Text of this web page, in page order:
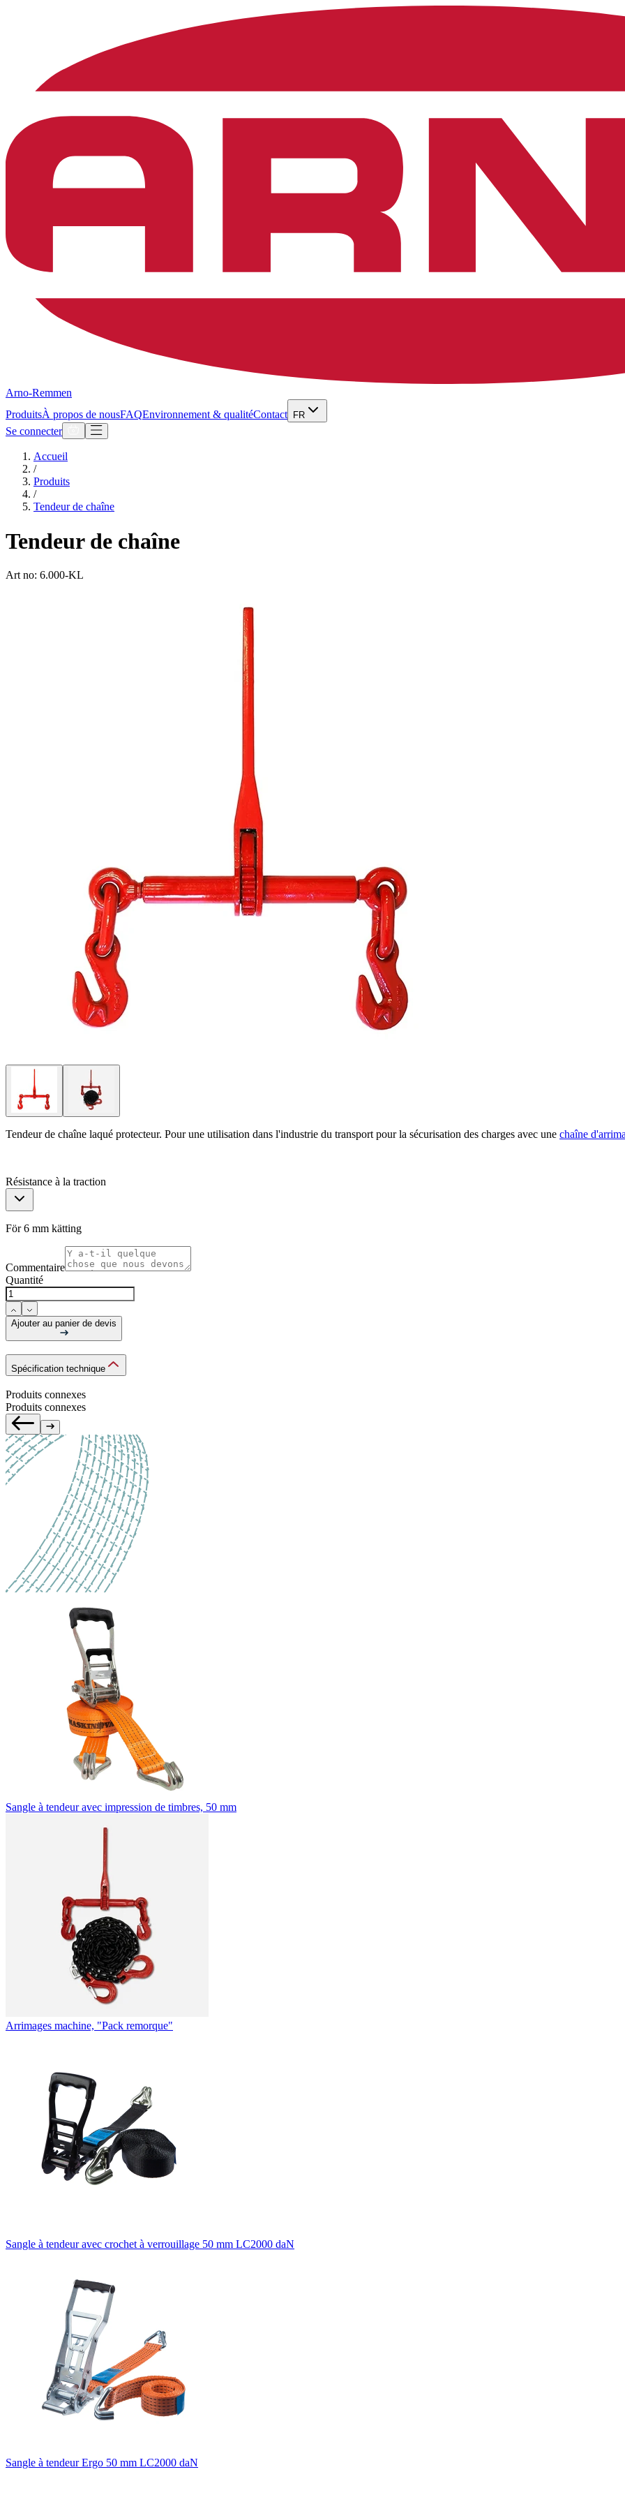
Arno-Remmen
ProduitsÀ propos de nousFAQEnvironnement & qualitéContact FR
Se connecter
Accueil
/
Produits
/
Tendeur de chaîne
Tendeur de chaîne
Art no: 6.000-KL
Tendeur de chaîne laqué protecteur. Pour une utilisation dans l'industrie du transport pour la sécurisation des charges avec une chaîne
Résistance à la traction
För 6 mm kätting
Commentaire
Quantité
Ajouter au panier de devis
Spécification technique
Produits connexes
Produits connexes
Sangle à tendeur avec impression de timbres, 50 mm
Arrimages machine, "Pack remorque"
Sangle à tendeur avec crochet à verrouillage 50 mm LC2000 daN
Sangle à tendeur Ergo 50 mm LC2000 daN